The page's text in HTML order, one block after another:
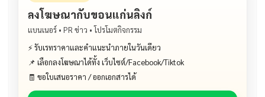
ลงโฆษณากับขอนแก่นลิงก์
แบนเนอร์ • PR ข่าว • โปรโมตกิจกรรม
⚡ รับเรทราคาและคำแนะนำภายในวันเดียว
📌 เลือกลงโฆษณาได้ทั้ง เว็บไซต์/Facebook/Tiktok
🧾 ขอใบเสนอราคา / ออกเอกสารได้